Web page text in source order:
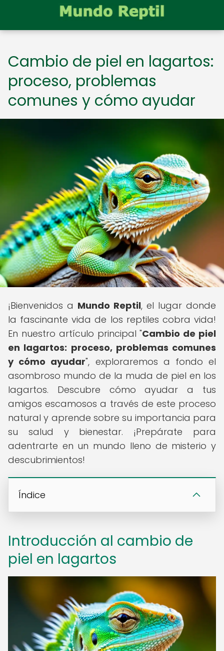
Cambio de piel en lagartos:
proceso, problemas
comunes y cómo ayudar
¡Bienvenidos a Mundo Reptil, el lugar donde
la fascinante vida de los reptiles cobra vida!
En nuestro artículo principal "Cambio de piel
en lagartos: proceso, problemas comunes
y cómo ayudar", exploraremos a fondo el
asombroso mundo de la muda de piel en los
lagartos. Descubre cómo ayudar a tus
amigos escamosos a través de este proceso
natural y aprende sobre su importancia para
su salud y bienestar. ¡Prepárate para
adentrarte en un mundo lleno de misterio y
descubrimientos!
Índice
Introducción al cambio de
piel en lagartos